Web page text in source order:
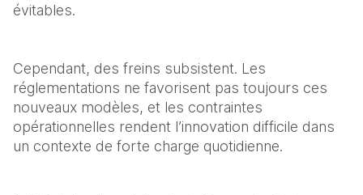
évitables.
Cependant, des freins subsistent. Les
réglementations ne favorisent pas toujours ces
nouveaux modèles, et les contraintes
opérationnelles rendent l’innovation difficile dans
un contexte de forte charge quotidienne.